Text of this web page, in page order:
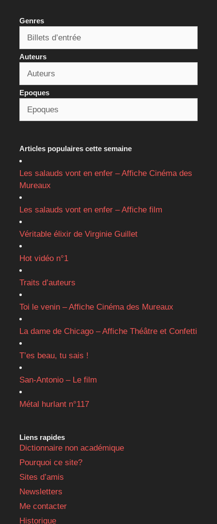
Genres
Auteurs
Epoques
Articles populaires cette semaine
Les salauds vont en enfer – Affiche Cinéma des
Mureaux
Les salauds vont en enfer – Affiche film
Véritable élixir de Virginie Guillet
Hot vidéo n°1
Traits d’auteurs
Toi le venin – Affiche Cinéma des Mureaux
La dame de Chicago – Affiche Théâtre et Confetti
T’es beau, tu sais !
San-Antonio – Le film
Métal hurlant n°117
Liens rapides
Dictionnaire non académique
Pourquoi ce site?
Sites d’amis
Newsletters
Me contacter
Historique